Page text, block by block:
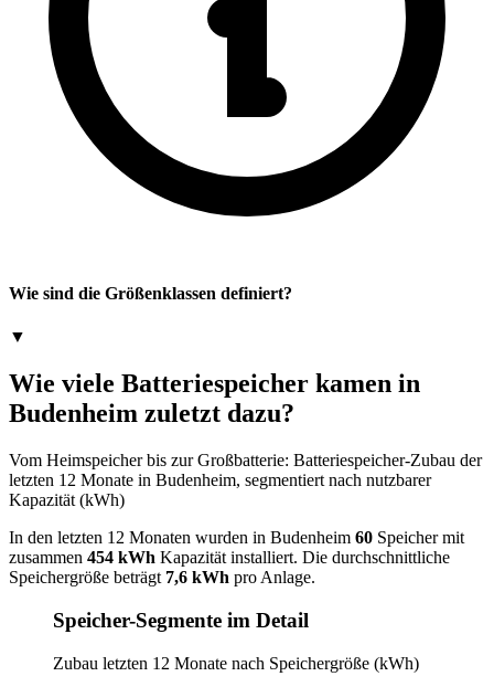
Wie sind die Größenklassen definiert?
▼
Wie viele Batteriespeicher kamen in
Budenheim zuletzt dazu?
Vom Heimspeicher bis zur Großbatterie: Batteriespeicher-Zubau der
letzten 12 Monate in Budenheim, segmentiert nach nutzbarer
Kapazität (kWh)
In den letzten 12 Monaten wurden in Budenheim 60 Speicher mit
zusammen 454 kWh Kapazität installiert. Die durchschnittliche
Speichergröße beträgt 7,6 kWh pro Anlage.
Speicher-Segmente im Detail
Zubau letzten 12 Monate nach Speichergröße (kWh)